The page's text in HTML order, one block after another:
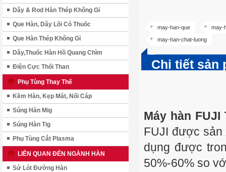
Dây & Rod Hàn Thép Không Gỉ
Que Hàn, Dây Lõi Có Thuốc
Que Hàn Thép Không Gỉ
Dây,Thuốc Hàn Hồ Quang Chìm
Điện Cực Thối Than
Phụ Tùng Thay Thế
Kềm Hàn, Kẹp Mát, Nối Cáp
Súng Hàn Mig
Súng Hàn Tig
Phụ Tùng Cắt Plasma
LIÊN QUAN ĐẾN NGÀNH HÀN
Sứ Lót Đường Hàn
may-han-que
may-
may-han-chat-luong
Chi tiết sản
Máy hàn FUJI
FUJI được sản
dụng được
50%-60% so